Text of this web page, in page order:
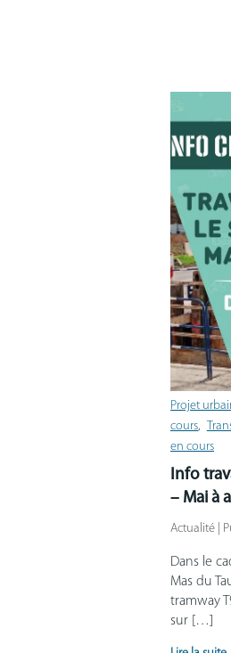
Projet
cours
en cours
Info
– Mai à
Actualité |
Dans le
Mas du
tramway
sur […]